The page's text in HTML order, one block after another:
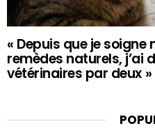
« Depuis que je
remèdes naturels, j’ai
vétérinaires par deux »